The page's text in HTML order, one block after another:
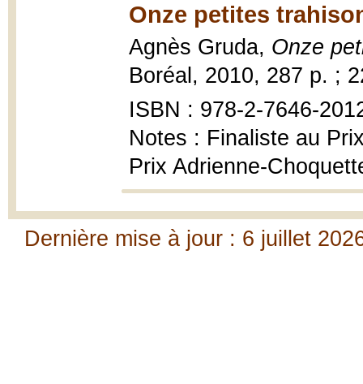
Onze petites
Agnès Gruda, Onze
Boréal, 2010, 287 p. ;
ISBN : 978-2-7646-
Notes : Finaliste au
Prix Adrienne-
Dernière mise à jour : 6 juillet